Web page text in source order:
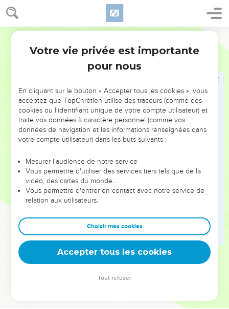
Actes 5
37 μετὰ τοῦτον ἀνέστη Ἰούδας ὁ Γαλιλαῖος ἐν ταῖς
ἡμέραις τῆς ἀπογραφῆς καὶ ἀπέστησε λαὸν ὀπίσω
αὐτῷ διεσκορπίσθησαν.
καὶ τὰ νῦν λέγω ὑμῖν, ἀπόστητε ἀπὸ τῶν ἀνθρώπων
βουλὴ αὕτη ἢ τὸ ἔργον τοῦτο, καταλυθήσεται,
εἰ δὲ ἐκ θεοῦ ἐστιν, οὐ δυνήσεσθε καταλῦσαι
αὐτούς·) μήποτε καὶ θεομάχοι εὑρεθῆτε. ἐπείσθησαν
δὲ αὐτῷ,
παρήγγειλαν μὴ λαλεῖν ἐπὶ τῷ ὀνόματι τοῦ Ἰησοῦ καὶ
ἀπέλυσαν.
οἱ μὲν οὖν ἐπορεύοντο χαίροντες ἀπὸ προσώπου τοῦ
συνεδρίου ὅτι κατηξιώθησαν ὑπὲρ τοῦ ὀνόματος
πᾶσάν τε ἡμέραν ἐν τῷ ἱερῷ καὶ κατ’ οἶκον οὐκ
ἐπαύοντο διδάσκοντες καὶ εὐαγγελιζόμενοι τὸν
χριστὸν Ἰησοῦν.
Hébreu : © Westminster Leningrad Codex - tanach.us --- Grec : © 2010 by the
Votre vie privée est importante
pour nous
En cliquant sur le bouton « Accepter tous les cookies », vous
acceptez que TopChrétien utilise des traceurs (comme des
cookies ou l'identifiant unique de votre compte utilisateur) et
traite vos données à caractère personnel (comme vos
données de navigation et les informations renseignées dans
votre compte utilisateur) dans les buts suivants :
Mesurer l'audience de notre service
Vous permettre d'utiliser des services tiers tels que de la
vidéo, des cartes du monde…
Vous permettre d'entrer en contact avec notre service de
relation aux utilisateurs.
Choisir mes cookies
Accepter tous les cookies
Tout refuser